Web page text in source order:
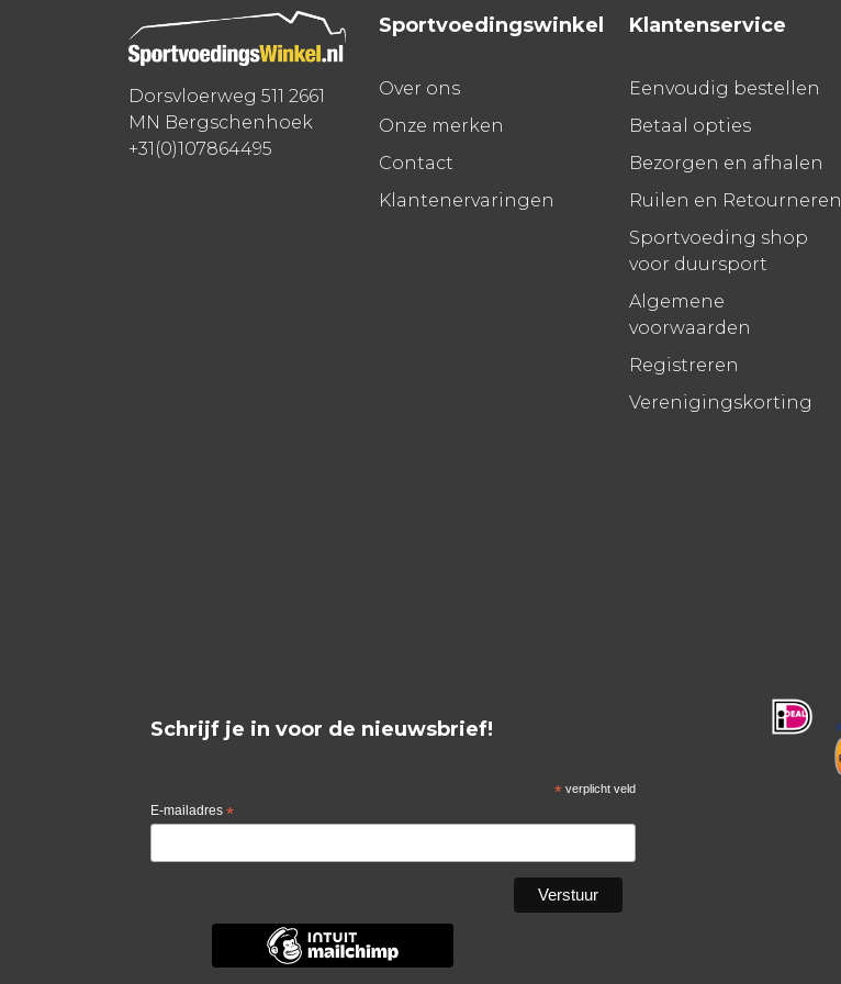
Dorsvloerweg 511 2661
MN Bergschenhoek
+31(0)107864495
Sportvoedingswinkel
Over ons
Onze merken
Contact
Klantenervaringen
Klantenservice
Eenvoudig bestellen
Betaal opties
Bezorgen en afhalen
Ruilen en Retourneren
Sportvoeding shop
voor duursport
Algemene
voorwaarden
Registreren
Verenigingskorting
Schrijf je in voor de nieuwsbrief!
*verplicht veld
E-mailadres *